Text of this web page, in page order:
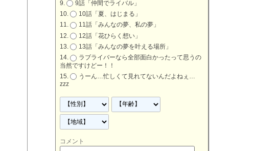
9話「仲間でライバル」
10話「夏、はじまる」
11話「みんなの夢、私の夢」
12話「花ひらく想い」
13話「みんなの夢を叶える場所」
ラブライバーなら全部面白かったって思うの
当然ですけどー！！
うーん…忙しくて見れてないんだよねぇ…
zzz
コメント